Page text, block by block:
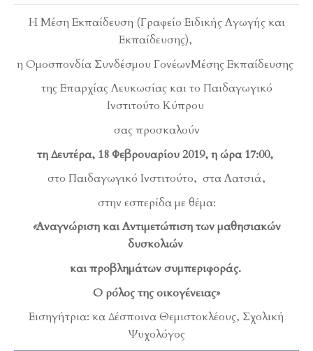
H Μέση Εκπαίδευση (Γραφείο Ειδικής Αγωγής και
Εκπαίδευσης),
η Ομοσπονδία Συνδέσμου ΓονέωνΜέσης Εκπαίδευσης
της Επαρχίας Λευκωσίας και το Παιδαγωγικό
Ινστιτούτο Κύπρου
σας προσκαλούν
τη Δευτέρα, 18 Φεβρουαρίου 2019, η ώρα 17:00,
στο Παιδαγωγικό Ινστιτούτο, στα Λατσιά,
στην εσπερίδα με θέμα:
«Αναγνώριση και Αντιμετώπιση των μαθησιακών
δυσκολιών
και προβλημάτων συμπεριφοράς.
Ο ρόλος της οικογένειας»
Εισηγήτρια: κα Δέσποινα Θεμιστοκλέους, Σχολική
Ψυχολόγος